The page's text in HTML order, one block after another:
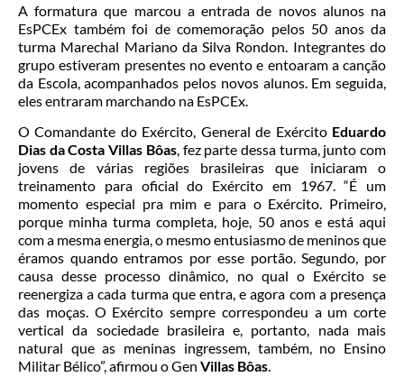
A formatura que marcou a entrada de novos alunos na
EsPCEx também foi de comemoração pelos 50 anos da
turma Marechal Mariano da Silva Rondon. Integrantes do
grupo estiveram presentes no evento e entoaram a canção
da Escola, acompanhados pelos novos alunos. Em seguida,
eles entraram marchando na EsPCEx.
O Comandante do Exército, General de Exército Eduardo
Dias da Costa Villas Bôas, fez parte dessa turma, junto com
jovens de várias regiões brasileiras que iniciaram o
treinamento para oficial do Exército em 1967. “É um
momento especial pra mim e para o Exército. Primeiro,
porque minha turma completa, hoje, 50 anos e está aqui
com a mesma energia, o mesmo entusiasmo de meninos que
éramos quando entramos por esse portão. Segundo, por
causa desse processo dinâmico, no qual o Exército se
reenergiza a cada turma que entra, e agora com a presença
das moças. O Exército sempre correspondeu a um corte
vertical da sociedade brasileira e, portanto, nada mais
natural que as meninas ingressem, também, no Ensino
Militar Bélico”, afirmou o Gen Villas Bôas.